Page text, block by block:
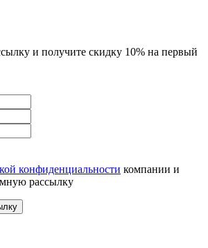
и получите скидку 10% на первый
конфиденциальности компании и
рассылку